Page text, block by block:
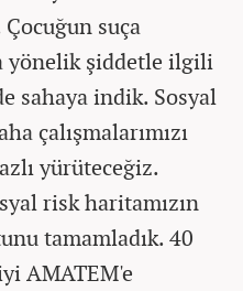
Çocuğun suça
yönelik şiddetle ilgili
sahaya indik. Sosyal
çalışmalarımızı
yürüteceğiz.
risk haritamızın
tamamladık. 40
AMATEM'e